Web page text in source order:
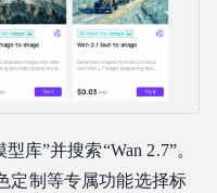
库”并搜索“Wan 2.7”。
定制等专属功能选择标